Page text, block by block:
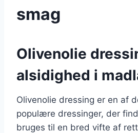
smag
Olivenolie
alsidighed i
Olivenolie dressing er en af
populære dressinger, der
bruges til en bred vifte af